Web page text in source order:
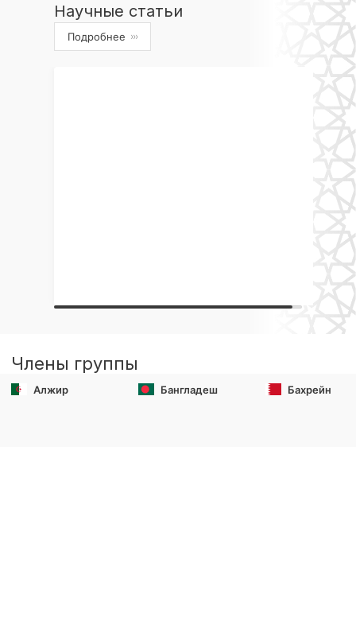
Научные статьи
Подробнее ›››
Члены группы
Алжир Бангладеш Бахрейн